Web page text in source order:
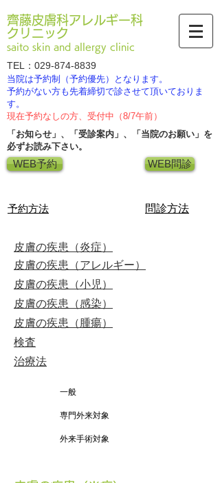
齊藤皮膚科アレルギー科
クリニック
saito skin and allergy clinic
TEL：029-874-8839
当院は予約制（予約優先）となります。
​予約がない方も先着締切で診させて頂いておりま
す。
現在予約なしの方、受付中（8/7午前）
「お知らせ」、「受診案内」、「当院のお願い」を​
必ずお読み下さい。
WEB予約
​予約方法
WEB問診
​問診方法
皮膚の疾患（炎症）
皮膚の疾患（アレルギー）
皮膚の疾患（小児）
皮膚の疾患（感染）
皮膚の疾患（腫瘍）
​検査
治療法
​一般
専門外来対象
外来手術対象